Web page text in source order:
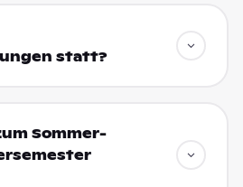
statt?
Sommer-